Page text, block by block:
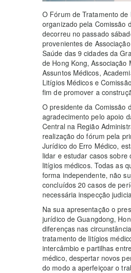
O Fórum de Tratamento
organizado pela Comissão
decorreu no passado
provenientes de
Saúde das 9 cidades da
de Hong Kong, Associação
Assuntos Médicos,
Litígios Médicos e
fim de promover a
O presidente da Comissão
agradecimento pelo apoio
Central na Região
realização do fórum pela
Jurídico do Erro Médico,
lidar e estudar casos
litígios médicos. Todas as
forma independente, não
concluídos 20 casos de
necessária inspecção
Na sua apresentação o
jurídico de Guangdong,
diferenças nas
tratamento de litígios
intercâmbio e partilhas
médico, despertar novos
do modo a aperfeiçoar o